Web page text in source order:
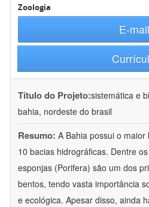
Zoologia
E-mail
Título do Projeto:sistemática e
bahia, nordeste do brasil
Resumo: A Bahia possui o
10 bacias hidrográficas. Dentre
esponjas (Porifera) são um dos
bentos, tendo vasta importância
e ecológica. Apesar disso, ainda